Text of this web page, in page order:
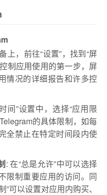
上，前往“设置”，找到“屏
制应用使用的第一步，屏
情况的详细报告和许多控
间”设置中，选择“应用限
的具体限制，如每
全禁止在特定时间段内使
: 在“总是允许”中可以选择
限制重要应用的访问。同
”可以设置对应用内购买、